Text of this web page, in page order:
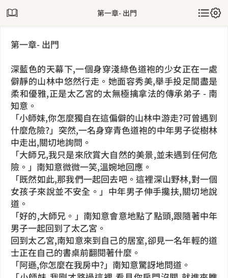
第一章- 出門
第一章- 出門
深藍色的天幕下,一個身穿淺綠色道袍的少女正在一處
僻靜的山林中悠然行走。她面容秀美,舉手投足間盡是
柔和優雅,正是太乙宮的太無極擒拿法的傳承弟子 - 南
知意。
「小師妹,你怎麼獨自在這偏僻的山林中游走?可曾遇到
什麼危險?」突然,一名身穿青色道袍的中年男子從樹林
中走出,關切地詢問。
「大師兄,我只是來欣賞大自然的美景,並未遇到任何危
險。」南知意微微一笑,溫婉地回應。
「既然如此,那我們一起回去吧。這裡深山野林,對一個
女孩子來說並不安全。」中年男子伸手攙扶,關切地說
道。
「好的,大師兄。」南知意會意地點了點頭,跟隨著中年
男子一起回到了太乙宮。
回到太乙宮,南知意來到自己的居室,卻見一名年輕的道
士正在自己的書桌前翻閱著什麼。
「阿遜,你怎麼在我房中?」南知意驚訝地問道。